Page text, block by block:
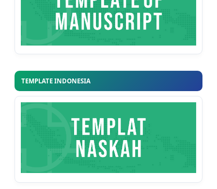
TEMPLATE INDONESIA